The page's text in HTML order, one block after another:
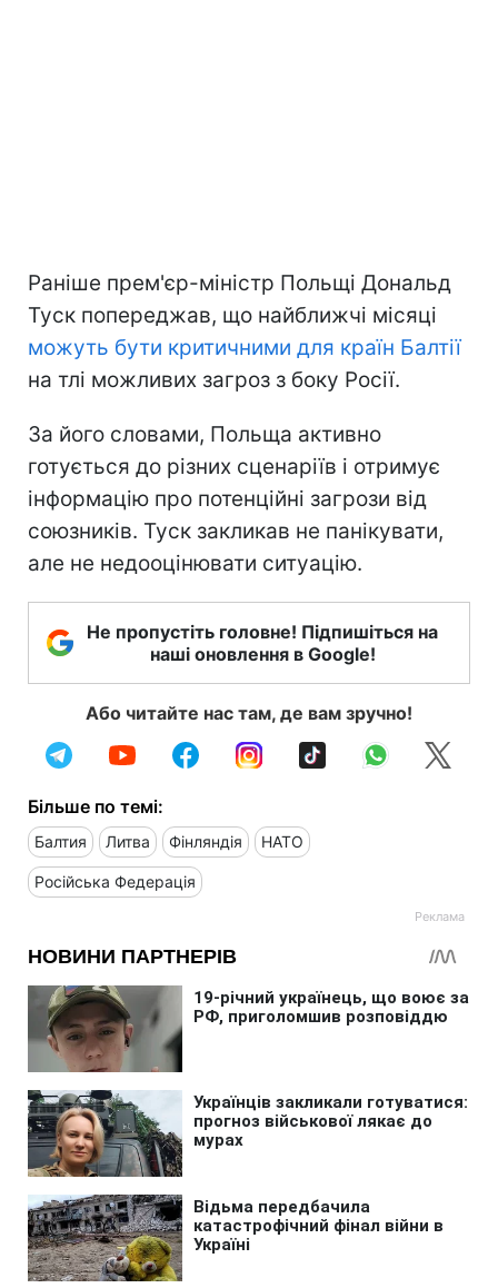
Раніше прем'єр-міністр Польщі Дональд
Туск попереджав, що найближчі місяці
можуть бути критичними для країн Балтії
на тлі можливих загроз з боку Росії.
За його словами, Польща активно
готується до різних сценаріїв і отримує
інформацію про потенційні загрози від
союзників. Туск закликав не панікувати,
але не недооцінювати ситуацію.
Не пропустіть головне! Підпишіться на
наші оновлення в Google!
Або читайте нас там, де вам зручно!
Більше по темі:
Балтия Литва Фінляндія НАТО
Російська Федерація